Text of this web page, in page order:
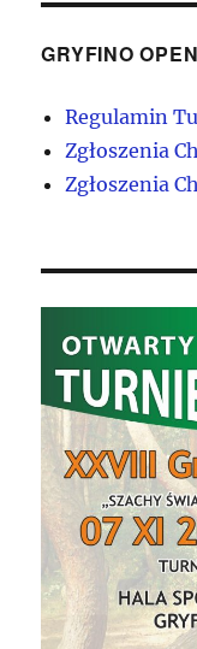
GRYFINO
Regulamin
Zgłoszenia
Zgłoszenia